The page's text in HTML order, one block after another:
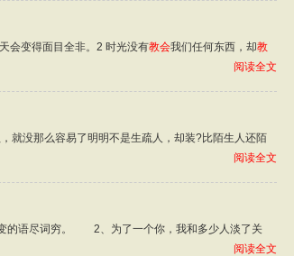
会变得面目全非。2 时光没有教会我们任何东西，却教
阅读全文
就没那么容易了明明不是生疏人，却装?比陌生人还陌
阅读全文
的语尽词穷。 2、为了一个你，我和多少人淡了关
阅读全文